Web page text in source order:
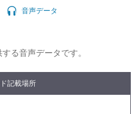
音声データ
る音声データです。
記載場所